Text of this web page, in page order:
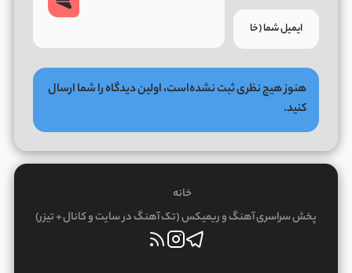
هنوز هیچ نظری ثبت نشده‌است، اولین دیدگاه را شما ارسال
کنید.
خانه
پخش سراسری آهنگ و ریمیکس (تک آهنگ در سایت و کانال + تیزر)